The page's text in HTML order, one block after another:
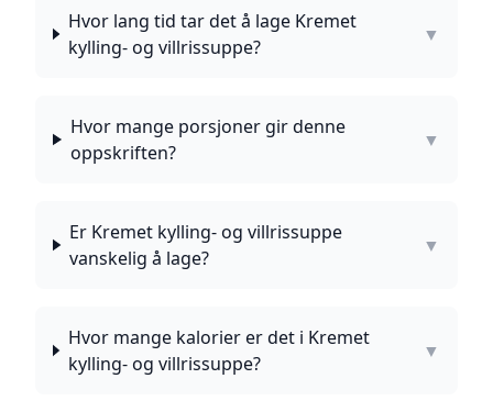
Hvor lang tid tar det å lage Kremet
kylling- og villrissuppe?
▼
Hvor mange porsjoner gir denne
oppskriften?
▼
Er Kremet kylling- og villrissuppe
vanskelig å lage?
▼
Hvor mange kalorier er det i Kremet
kylling- og villrissuppe?
▼